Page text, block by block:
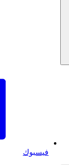
فيسبوك